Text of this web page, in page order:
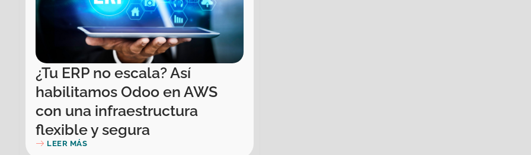
¿Tu ERP no escala? Así
habilitamos Odoo en AWS
con una infraestructura
flexible y segura
LEER MÁS